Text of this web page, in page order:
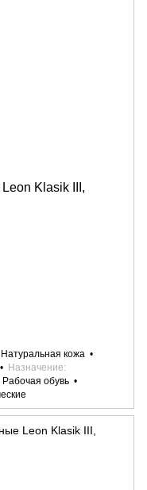
Klasik III,
Натуральная кожа
Назначение
обувь